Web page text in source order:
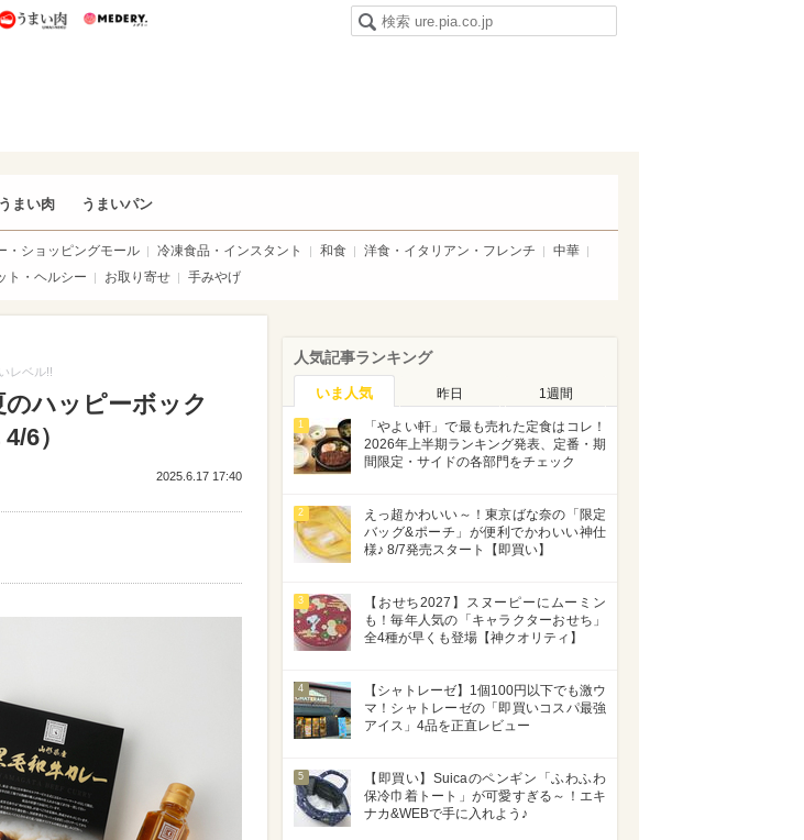
まいパン うまい肉
うまい肉 うまいパン
・ショッピングモール 冷凍食品・インスタント 和食 洋食・イタリアン・フレンチ
中華
ト・ヘルシー お取り寄せ 手みやげ
レベル!!
のハッピーボック
6）
2025.6.17 17:40
人気記事ランキング
いま人気 昨日 1週間
1
「やよい軒」で最も売れた定食はコレ！
2026年上半期ランキング発表、定番・期
間限定・サイドの各部門をチェック
2
えっ超かわいい～！東京ばな奈の「限定
バッグ&ポーチ」が便利でかわいい神仕
様♪ 8/7発売スタート【即買い】
3
【おせち2027】スヌーピーにムーミン
も！毎年人気の「キャラクターおせち」
全4種が早くも登場【神クオリティ】
4
【シャトレーゼ】1個100円以下でも激ウ
マ！シャトレーゼの「即買いコスパ最強
アイス」4品を正直レビュー
5
【即買い】Suicaのペンギン「ふわふわ
保冷巾着トート」が可愛すぎる～！エキ
ナカ&WEBで手に入れよう♪